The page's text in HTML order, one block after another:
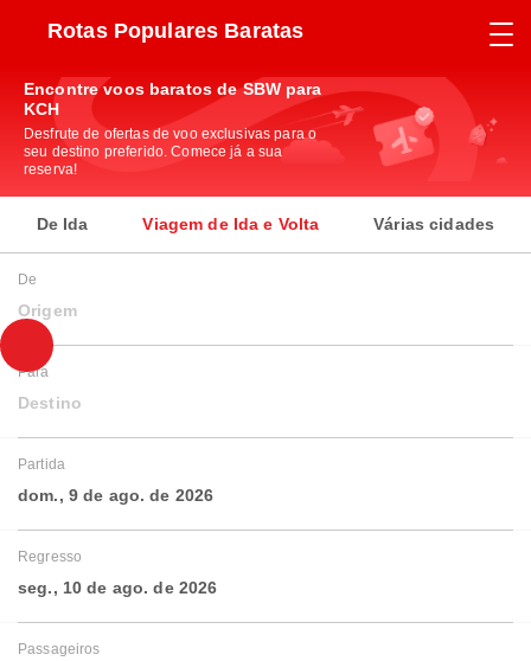
Rotas Populares Baratas
Encontre voos baratos de SBW para
KCH
Desfrute de ofertas de voo exclusivas para o
seu destino preferido. Comece já a sua
reserva!
De Ida Viagem de Ida e Volta Várias cidades
De
Origem
Para
Destino
Partida
dom., 9 de ago. de 2026
Regresso
seg., 10 de ago. de 2026
Passageiros